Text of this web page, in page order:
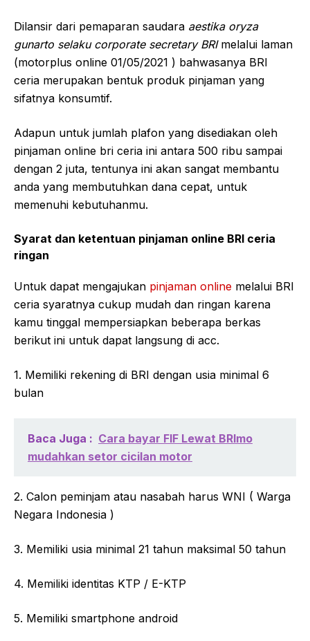
Dilansir dari pemaparan saudara aestika oryza
gunarto selaku corporate secretary BRImelalui laman
(motorplus online 01/05/2021 ) bahwasanya BRI
ceria merupakan bentuk produk pinjaman yang
sifatnya konsumtif.
Adapun untuk jumlah plafon yang disediakan oleh
pinjaman online bri ceria ini antara 500 ribu sampai
dengan 2 juta, tentunya ini akan sangat membantu
anda yang membutuhkan dana cepat, untuk
memenuhi kebutuhanmu.
Syarat dan ketentuan pinjaman online BRI ceria
ringan
Untuk dapat mengajukan pinjaman online melalui BRI
ceria syaratnya cukup mudah dan ringan karena
kamu tinggal mempersiapkan beberapa berkas
berikut ini untuk dapat langsung di acc.
1. Memiliki rekening di BRI dengan usia minimal 6
bulan
Baca Juga : Cara bayar FIF Lewat BRImo
mudahkan setor cicilan motor
2. Calon peminjam atau nasabah harus WNI ( Warga
Negara Indonesia )
3. Memiliki usia minimal 21 tahun maksimal 50 tahun
4. Memiliki identitas KTP / E-KTP
5. Memiliki smartphone android